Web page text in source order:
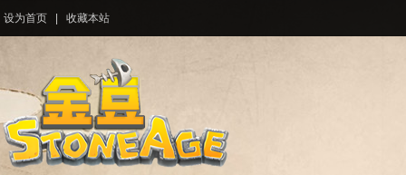
设为首页 收藏本站